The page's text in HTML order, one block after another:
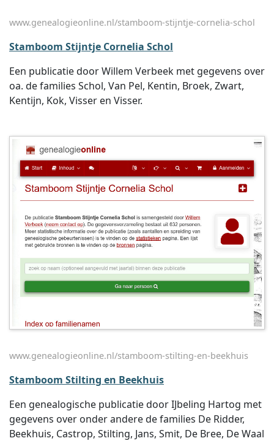
www.genealogieonline.nl/stamboom-stijntje-cornelia-schol
Stamboom Stijntje Cornelia Schol
Een publicatie door Willem Verbeek met gegevens over
oa. de families Schol, Van Pel, Kentin, Broek, Zwart,
Kentijn, Kok, Visser en Visser.
www.genealogieonline.nl/stamboom-stilting-en-beekhuis
Stamboom Stilting en Beekhuis
Een genealogische publicatie door IJbeling Hartog met
gegevens over onder andere de families De Ridder,
Beekhuis, Castrop, Stilting, Jans, Smit, De Bree, De Waal